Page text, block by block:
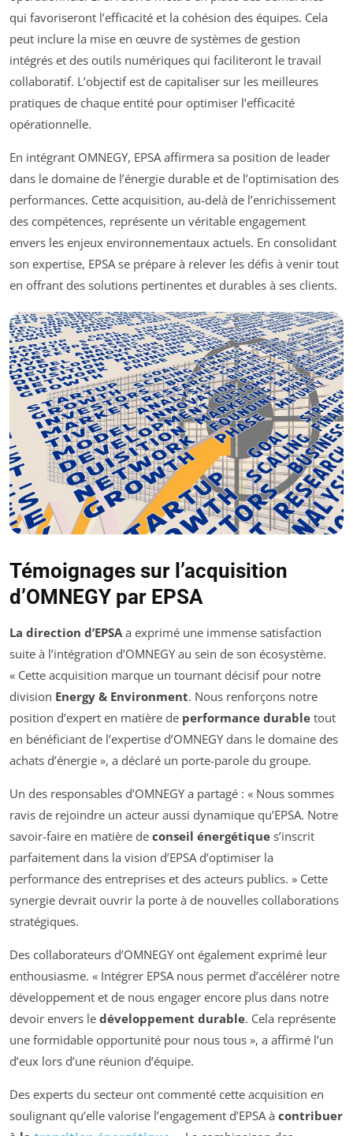
qui favoriseront l’efficacité et la cohésion des équipes. Cela
peut inclure la mise en œuvre de systèmes de gestion
intégrés et des outils numériques qui faciliteront le travail
collaboratif. L’objectif est de capitaliser sur les meilleures
pratiques de chaque entité pour optimiser l’efficacité
opérationnelle.
En intégrant OMNEGY, EPSA affirmera sa position de leader
dans le domaine de l’énergie durable et de l’optimisation des
performances. Cette acquisition, au-delà de l’enrichissement
des compétences, représente un véritable engagement
envers les enjeux environnementaux actuels. En consolidant
son expertise, EPSA se prépare à relever les défis à venir tout
en offrant des solutions pertinentes et durables à ses clients.
Témoignages sur l’acquisition
d’OMNEGY par EPSA
La direction d’EPSAa exprimé une immense satisfaction
suite à l’intégration d’OMNEGY au sein de son écosystème.
« Cette acquisition marque un tournant décisif pour notre
division Energy & Environment. Nous renforçons notre
position d’expert en matière de performance durable tout
en bénéficiant de l’expertise d’OMNEGY dans le domaine des
achats d’énergie », a déclaré un porte-parole du groupe.
Un des responsables d’OMNEGY a partagé : « Nous sommes
ravis de rejoindre un acteur aussi dynamique qu’EPSA. Notre
savoir-faire en matière de conseil énergétique s’inscrit
parfaitement dans la vision d’EPSA d’optimiser la
performance des entreprises et des acteurs publics. » Cette
synergie devrait ouvrir la porte à de nouvelles collaborations
stratégiques.
Des collaborateurs d’OMNEGY ont également exprimé leur
enthousiasme. « Intégrer EPSA nous permet d’accélérer notre
développement et de nous engager encore plus dans notre
devoir envers le développement durable. Cela représente
une formidable opportunité pour nous tous », a affirmé l’un
d’eux lors d’une réunion d’équipe.
Des experts du secteur ont commenté cette acquisition en
soulignant qu’elle valorise l’engagement d’EPSA à contribuer